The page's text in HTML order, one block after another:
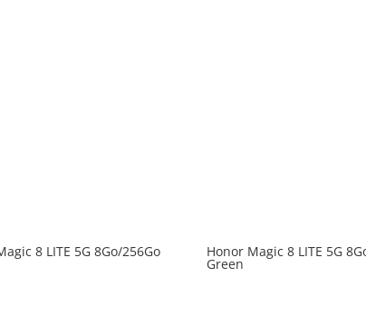
8 LITE 5G 8Go/256Go Honor Magic 8 LITE 5G
Green